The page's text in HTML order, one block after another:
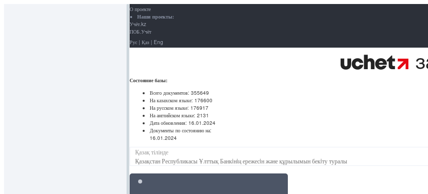
О проекте
Наши проекты:
Учёт.kz
ПОБ.Учёт
Рус | Қаз | Eng
Состояние базы:
Всего документов: 355649
На казахском языке: 176600
На русском языке: 176917
На английском языке: 2131
Дата обновления: 16.01.2024
Документы по состоянию на:
16.01.2024
Қазақ тілінде
Қазақстан Республикасы Ұлттық Банкiнiң ережесiн және құрылымын бекiту туралы